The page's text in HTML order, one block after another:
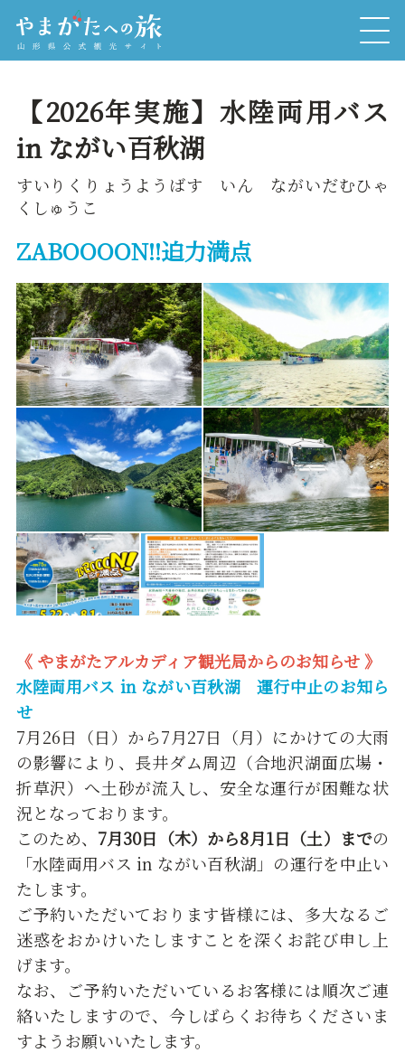
【2026年実施】水陸両用バス
in ながい百秋湖
すいりくりょうようばす いん ながいだむひゃ
くしゅうこ
ZABOOOON!!迫力満点
《 やまがたアルカディア観光局からのお知らせ 》
水陸両用バス in ながい百秋湖 運行中止のお知ら
せ
7月26日（日）から7月27日（月）にかけての大雨
の影響により、長井ダム周辺（合地沢湖面広場・
折草沢）へ土砂が流入し、安全な運行が困難な状
況となっております。
このため、 7月30日（木）から8月1日（土）までの
「水陸両用バス in ながい百秋湖」の運行を中止い
たします。
ご予約いただいております皆様には、多大なるご
迷惑をおかけいたしますことを深くお詫び申し上
げます。
なお、ご予約いただいているお客様には順次ご連
絡いたしますので、今しばらくお待ちくださいま
すようお願いいたします。